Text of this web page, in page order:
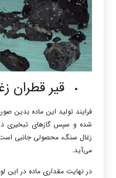
قیر قطران
فرایند تولید این ماده بدین
شده و سپس گازهای تبخیری
زغال سنگ، محصولی جانبی
می‌آید.
در نهایت مقداری ماده در این